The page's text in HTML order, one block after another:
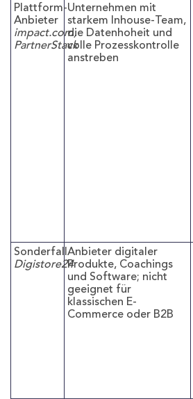
Plattform-
Anbieter
impact.com,
PartnerStack
Unternehmen mit
starkem Inhouse-Team,
die Datenhoheit und
volle Prozesskontrolle
anstreben
Sonderfall
Digistore24
Anbieter digitaler
Produkte, Coachings
und Software; nicht
geeignet für
klassischen E-
Commerce oder B2B